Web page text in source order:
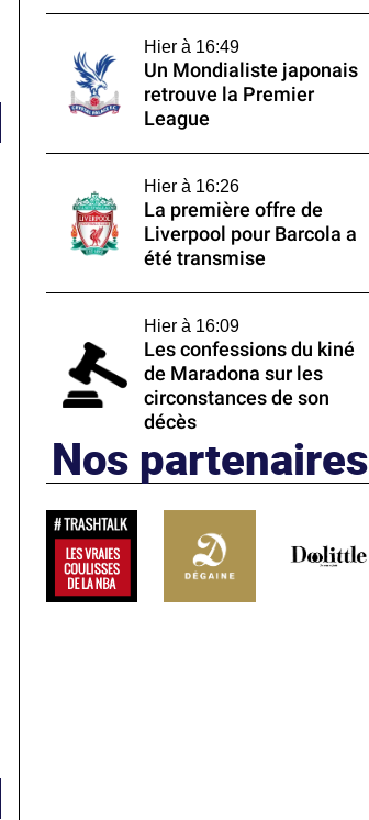
Hier à 16:49
Un Mondialiste japonais
retrouve la Premier
League
Hier à 16:26
La première offre de
Liverpool pour Barcola a
été transmise
Hier à 16:09
Les confessions du kiné
de Maradona sur les
circonstances de son
décès
Nos partenaires